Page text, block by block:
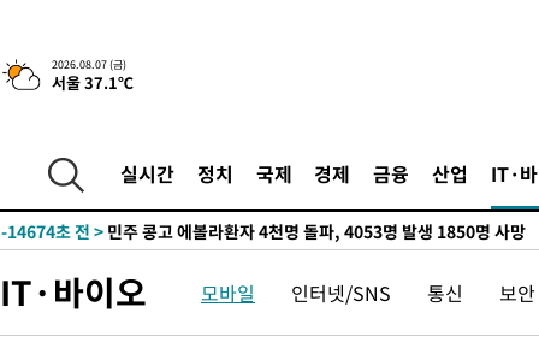
2026.08.07 (금)
서울 37.1℃
실시간 정치 국제 경제 금융 산업 IT·
병태 후임
-25723초 전 >[속보]국힘 윤리위, '돌려차기 발언' 진종오·서범수 징계 절차
-21048초 전 > [속보] 7월 중국 수출 23.9%↑ 수입 27.5%↑…무역총액
-18074초 전 >
[속보]종합특검, '관저이전 봐주기 감사' 유병호 구속기소
-14674초 전 >
-13924초 전 > [속보]'300억원대 사기 혐의' 차가원 대표 구속 송치
-11631초 전 > [속보]경찰·노동부, HL만도 평택사업장 끼임 사망 관련 압수
-11512초 전 >[속보]합수본, '투표율 허위 입력' 중앙·서울·경기도 선관위
IT·바이오 모바일 인터넷/SNS 통신 보안